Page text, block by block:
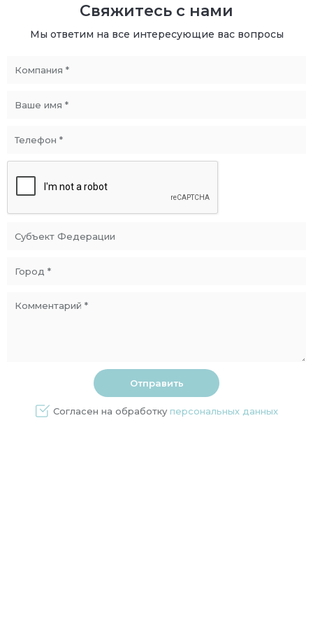
Свяжитесь с нами
Мы ответим на все интересующие вас вопросы
Согласен на обработку персональных данных